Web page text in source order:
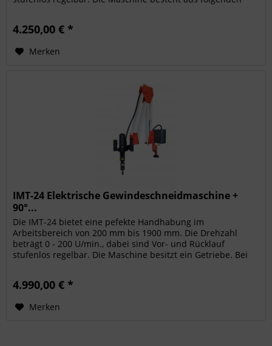
4.250,00 € *
Merken
IMT-24 Elektrische Gewindeschneidmaschine +
90°...
Die IMT-24 bietet eine pefekte Handhabung im
Arbeitsbereich von 200 mm bis 1900 mm. Die Drehzahl
beträgt 0 - 200 U/min., dabei sind Vor- und Rücklauf
stufenlos regelbar. Die Maschine besitzt ein Getriebe. Bei
4.990,00 € *
Merken